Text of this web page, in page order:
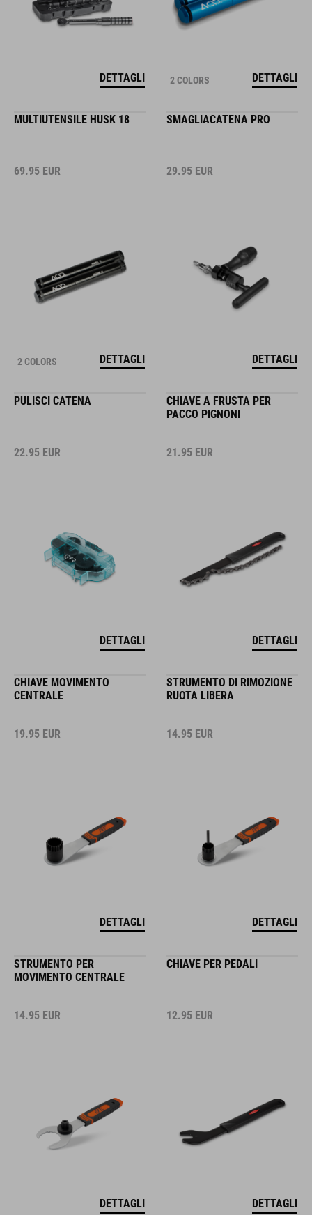
DETTAGLI 2 COLORS DETTAGLI
MULTIUTENSILE HUSK 18
69.95 EUR
2 COLORS DETTAGLI
SMAGLIACATENA PRO
29.95 EUR
DETTAGLI
PULISCI CATENA
22.95 EUR
DETTAGLI
CHIAVE A FRUSTA PER
PACCO PIGNONI
21.95 EUR
DETTAGLI
CHIAVE MOVIMENTO
CENTRALE
19.95 EUR
DETTAGLI
STRUMENTO DI RIMOZIONE
RUOTA LIBERA
14.95 EUR
DETTAGLI
STRUMENTO PER
MOVIMENTO CENTRALE
14.95 EUR
DETTAGLI
CHIAVE PER PEDALI
12.95 EUR
DETTAGLI